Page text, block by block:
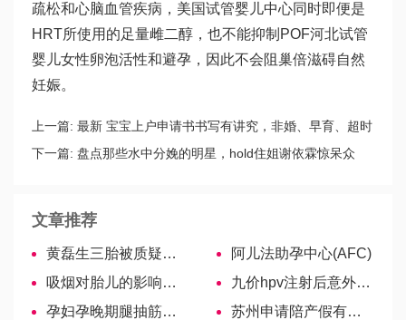
疏松和心脑血管疾病，美国试管婴儿中心同时即便是
HRT所使用的足量雌二醇，也不能抑制POF河北试管
婴儿女性卵泡活性和避孕，因此不会阻巢倍滋碍自然
妊娠。
上一篇: 最新 宝宝上户申请书书写有讲究，非婚、早育、超时
范文解读
下一篇: 盘点那些水中分娩的明星，hold住姐谢依霖惊呆众
文章推荐
黄磊生三胎被质疑不符合政策，降职罚款成超生代价
阿儿法助孕中心(AFC)
吸烟对胎儿的影响不止畸形、脑瘫，备孕中一定注意！
九价hpv注射后意外怀孕怎么办？
孕妇孕晚期腿抽筋不要慌，这4个方法巧妙应对-吉尔吉斯斯坦试管婴儿
苏州申请陪产假有讲究，材料缺一不可